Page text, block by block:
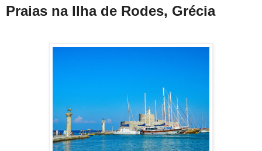
Praias na Ilha de Rodes, Grécia